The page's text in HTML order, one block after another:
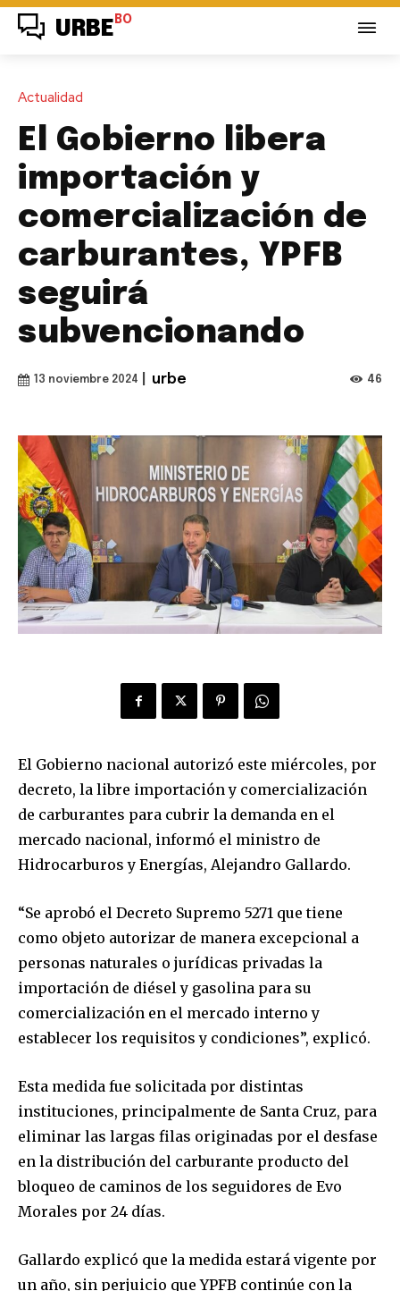
URBE BO
Actualidad
El Gobierno libera
importación y
comercialización de
carburantes, YPFB
seguirá
subvencionando
13 noviembre 2024 urbe 46
El Gobierno nacional autorizó este miércoles, por
decreto, la libre importación y comercialización
de carburantes para cubrir la demanda en el
mercado nacional, informó el ministro de
Hidrocarburos y Energías, Alejandro Gallardo.
“Se aprobó el Decreto Supremo 5271 que tiene
como objeto autorizar de manera excepcional a
personas naturales o jurídicas privadas la
importación de diésel y gasolina para su
comercialización en el mercado interno y
establecer los requisitos y condiciones”, explicó.
Esta medida fue solicitada por distintas
instituciones, principalmente de Santa Cruz, para
eliminar las largas filas originadas por el desfase
en la distribución del carburante producto del
bloqueo de caminos de los seguidores de Evo
Morales por 24 días.
Gallardo explicó que la medida estará vigente por
un año, sin perjuicio que YPFB continúe con la